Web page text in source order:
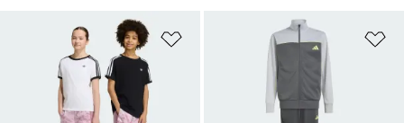
Añadir a la lista de deseos